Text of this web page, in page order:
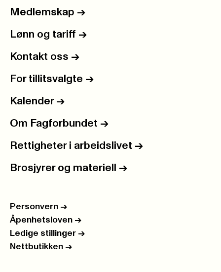
Medlemskap ->
Lønn og tariff ->
Kontakt oss ->
For tillitsvalgte ->
Kalender ->
Om Fagforbundet ->
Rettigheter i arbeidslivet ->
Brosjyrer og materiell ->
Personvern ->
Åpenhetsloven ->
Ledige stillinger ->
Nettbutikken ->